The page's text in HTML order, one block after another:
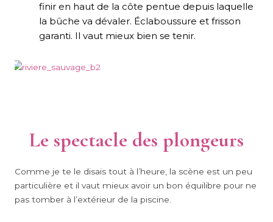
finir en haut de la côte pentue depuis laquelle
la bûche va dévaler. Éclaboussure et frisson
garanti. Il vaut mieux bien se tenir.
Le spectacle des plongeurs
Comme je te le disais tout à l’heure, la scène est un peu
particulière et il vaut mieux avoir un bon équilibre pour ne
pas tomber à l’extérieur de la piscine.